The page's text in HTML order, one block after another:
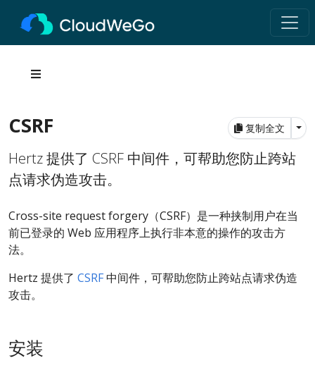
复制全文
CSRF
Hertz 提供了 CSRF 中间件，可帮助您防止跨站
点请求伪造攻击。
Cross-site request forgery（CSRF）是一种挟制用户在当
前已登录的 Web 应用程序上执行非本意的操作的攻击方
法。
Hertz 提供了 CSRF中间件，可帮助您防止跨站点请求伪造
攻击。
安装